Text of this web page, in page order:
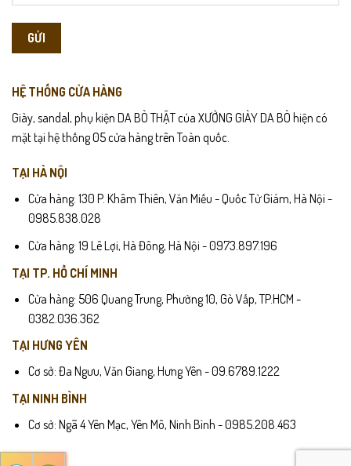
HỆ THỐNG CỬA HÀNG
Giày, sandal, phụ kiện DA BÒ THẬT của XƯỞNG GIÀY DA BÒ hiện có
mặt tại hệ thống 05 cửa hàng trên Toàn quốc.
TẠI HÀ NỘI
Cửa hàng: 130 P. Khâm Thiên, Văn Miếu - Quốc Tử Giám, Hà Nội -
0985.838.028
Cửa hàng: 19 Lê Lợi, Hà Đông, Hà Nội - 0973.897.196
TẠI TP. HỒ CHÍ MINH
Cửa hàng: 506 Quang Trung, Phường 10, Gò Vấp, TP.HCM -
0382.036.362
TẠI HƯNG YÊN
Cơ sở: Đa Ngưu, Văn Giang, Hưng Yên - 09.6789.1222
TẠI NINH BÌNH
Cơ sở: Ngã 4 Yên Mạc, Yên Mô, Ninh Bình - 0985.208.463